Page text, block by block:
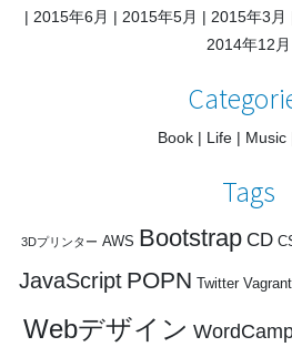
2015年6月
2015年5月 2015年3月
2014年12月
Book Life Music
Tags
3Dプリンター AWS Bootstrap CD
JavaScript POPN Twitter Vagrant
Webデザイン